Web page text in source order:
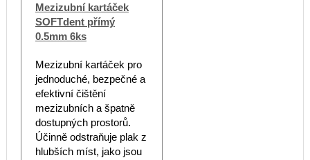
Mezizubní kartáček
SOFTdent přímý
0.5mm 6ks
Mezizubní kartáček pro
jednoduché, bezpečné a
efektivní čištění
mezizubních a špatně
dostupných prostorů.
Účinně odstraňuje plak z
hlubších míst, jako jsou